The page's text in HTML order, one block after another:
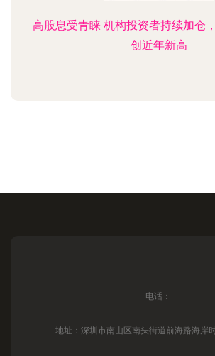
高股息受青睐 机构投资者持续加仓
创近年新高
电话：-
地址：深圳市南山区南头街道前海路海岸